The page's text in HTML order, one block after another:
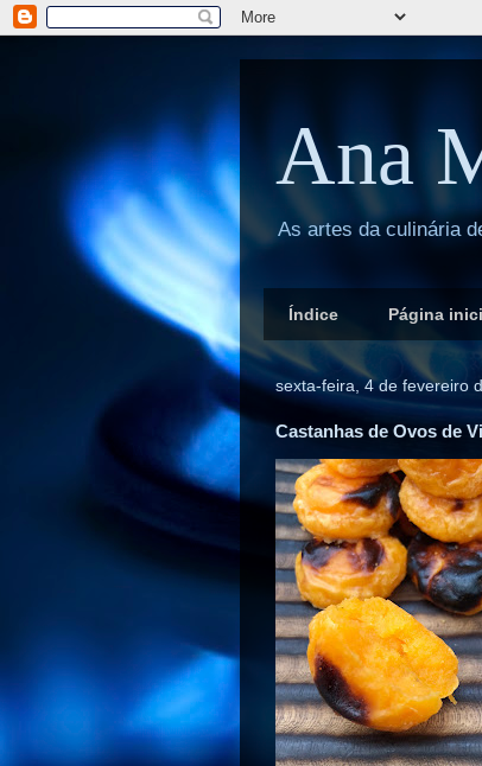
Ana
As artes da culinária
Índice Página
sexta-feira, 4 de fevereiro
Castanhas de Ovos de